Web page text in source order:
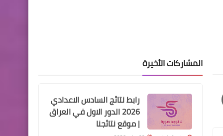
وزارة الهجرة والمهجرين تعلن
اطلاق الوجبة الاولى من منحة
المشاركات الأخيرة
رابط نتائج السادس الاعدادي
2026 الدور الاول في العراق
| موقع نتائجنا